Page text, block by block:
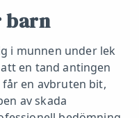
barn
i munnen under lek
en tand antingen
en avbruten bit,
av skada